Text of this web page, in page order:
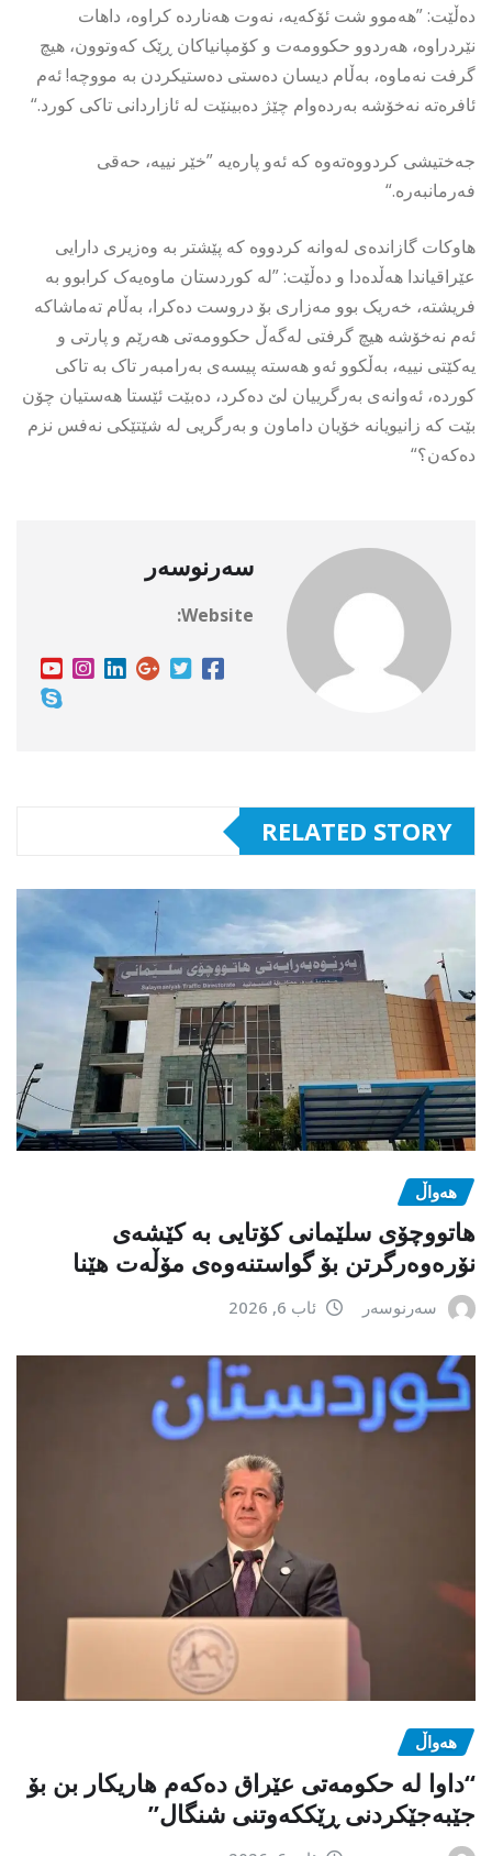
دەڵێت: ”هەموو شت ئۆکەیە، نەوت هەناردە کراوە، داهات
نێردراوە، هەردوو حکوومەت و کۆمپانیاکان ڕێک کەوتوون، هیچ
گرفت نەماوە، بەڵام دیسان دەستی دەستیکردن بە مووچە! ئەم
ئافرەتە نەخۆشە بەردەوام چێژ دەبینێت لە ئازاردانی تاکی کورد.“
جەختیشی كردووەتەوە كە ئەو پارەیە ”خێر نییە، حەقی
فەرمانبەرە.“
هاوكات گازاندەی لەوانە كردووە كە پێشتر بە وەزیری دارایی
عێراقیاندا هەڵدەدا و دەڵێت: ”لە کوردستان ماوەیەک کرابوو بە
فریشتە، خەریک بوو مەزاری بۆ دروست دەکرا، بەڵام تەماشاکە
ئەم نەخۆشە هیچ گرفتی لەگەڵ حکوومەتی هەرێم و پارتی و
یەکێتی نییە، بەڵکوو ئەو هەستە پیسەی بەرامبەر تاک بە تاکی
کوردە، ئەوانەی بەرگرییان لێ دەکرد، دەبێت ئێستا هەستیان چۆن
بێت کە زانیویانە خۆیان داماون و بەرگریی لە شێتێکی نەفس نزم
دەکەن؟“
سەرنوسەر
Website:
RELATED STORY
هەواڵ
هاتووچۆی سلێمانی کۆتایی بە کێشەی
نۆرەوەرگرتن بۆ گواستنەوەی مۆڵەت هێنا
سەرنوسەر ئاب 6, 2026
هەواڵ
“داوا لە حكومەتی عێراق دەكەم هاریكار بن بۆ
جێبەجێكردنی ڕێككەوتنی شنگال”